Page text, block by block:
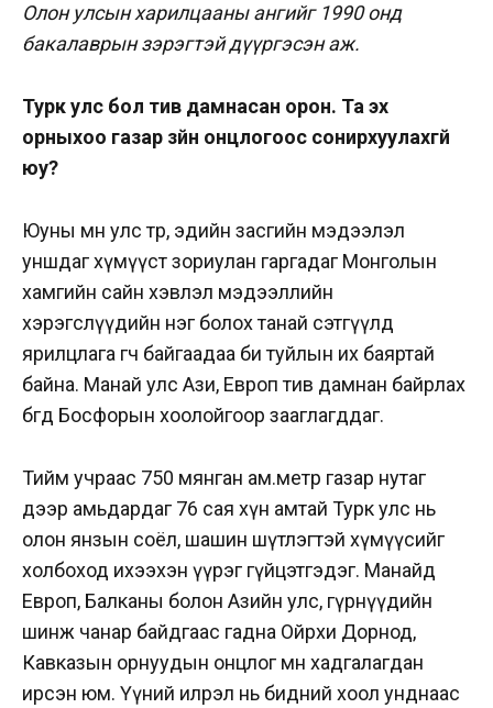
Олон улсын харилцааны ангийг 1990 онд
бакалаврын зэрэгтэй дүүргэсэн аж.
Турк улс бол тив дамнасан орон. Та эх
орныхоо газар зүйн онцлогоос сонирхуулахгүй
юу?
Юуны өмнө улс төр, эдийн засгийн мэдээлэл
уншдаг хүмүүст зориулан гаргадаг Монголын
хамгийн сайн хэвлэл мэдээллийн
хэрэгслүүдийн нэг болох танай сэтгүүлд
ярилцлага өгч байгаадаа би туйлын их баяртай
байна. Манай улс Ази, Европ тив дамнан байрлах
бөгөөд Босфорын хоолойгоор зааглагддаг.
Тийм учраас 750 мянган ам.метр газар нутаг
дээр амьдардаг 76 сая хүн амтай Турк улс нь
олон янзын соёл, шашин шүтлэгтэй хүмүүсийг
холбоход ихээхэн үүрэг гүйцэтгэдэг. Манайд
Европ, Балканы болон Азийн улс, гүрнүүдийн
шинж чанар байдгаас гадна Ойрхи Дорнод,
Кавказын орнуудын онцлог мөн хадгалагдан
ирсэн юм. Үүний илрэл нь бидний хоол унднаас